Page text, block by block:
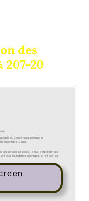
des
207-20